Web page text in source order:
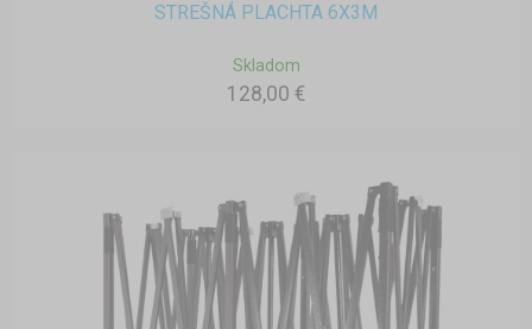
STREŠNÁ PLACHTA 6X3M
Skladom
128,00 €